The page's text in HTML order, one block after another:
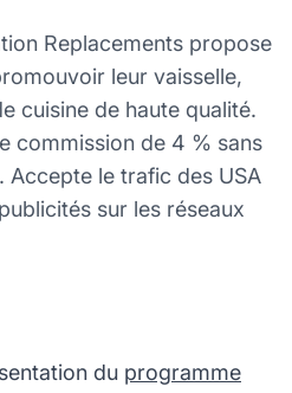
Replacements propose
leur vaisselle,
cuisine de haute qualité.
commission de 4 % sans
Accepte le trafic des USA
sur les réseaux
du programme